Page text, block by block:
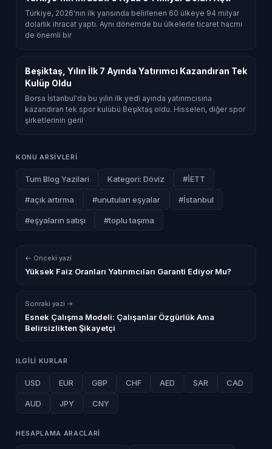
Türkiye, 2026'nın ilk yarısında belirlenen 60 ülkeye 94 milyar
dolarlık ihracat yaptı. Aynı dönemde bu ülkelerle ticaret hacmi
de önemli bir
Beşiktaş, Yılın İlk 7 Ayında Yatırımcı Kazandıran Tek
Kulüp Oldu
Borsa İstanbul'da bu yılın ilk yedi ayında yatırımcısına
kazandıran tek spor kulübü Beşiktaş oldu. Hisseleri, diğer spor
şirketlerinin geril
KONU ARSIVLERI
Tum Blog Yazilari Kategori: Döviz #İETT
#açık artırma #unutulan eşyalar #İstanbul
#eşyaların satışı #toplu taşıma
← Onceki yazi
Yüksek Faiz Oranları Yatırımcıları Garanti Ediyor Mu?
Sonraki yazi →
Esnek Çalışma Modeli: Çalışanlar Özgürlük Ama
Belirsizlikten Şikayetçi
ILGILI KURLAR
USD EUR GBP CHF AED SAR CAD
AUD JPY CNY
HESAPLAMA ARACLARI